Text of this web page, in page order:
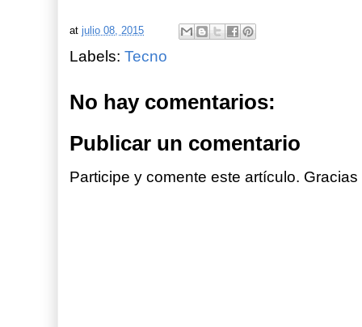
atjulio 08, 2015
Labels:Tecno
No hay comentarios:
Publicar un comentario
Participe y comente este artículo. Gracias